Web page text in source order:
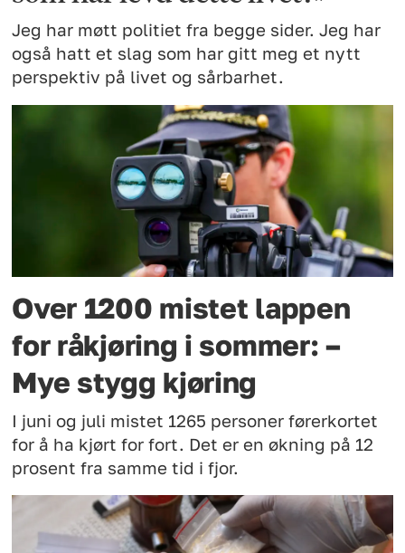
Jeg har møtt politiet fra begge sider. Jeg har
også hatt et slag som har gitt meg et nytt
perspektiv på livet og sårbarhet.
Over 1200 mistet lappen
for råkjøring i sommer: –
Mye stygg kjøring
I juni og juli mistet 1265 personer førerkortet
for å ha kjørt for fort. Det er en økning på 12
prosent fra samme tid i fjor.